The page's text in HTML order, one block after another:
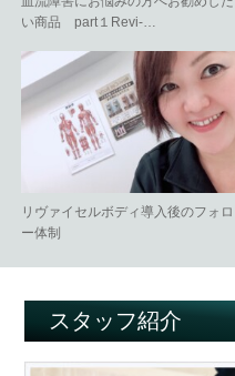
い商品 part１Revi-…
リヴァイセルボディ導入後のフォロ
ー体制
スタッフ紹介